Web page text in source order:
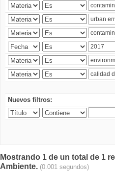
Nuevos filtros:
Mostrando 1 de un total de 1
Ambiente. (0.001 segundos)